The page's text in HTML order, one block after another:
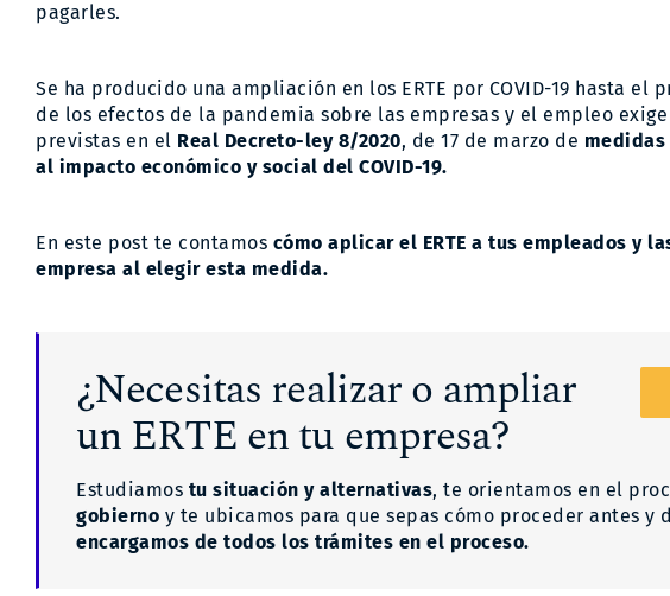
pagarles.
Se ha producido una ampliación en los ERTE por COVID-19 hasta
de los efectos de la pandemia sobre las empresas y el empleo
previstas en el Real Decreto-ley 8/2020, de 17 de marzo de
al impacto económico y social del COVID-19.
En este post te contamos cómo aplicar el ERTE a tus empleados y
empresa al elegir esta medida.
¿Necesitas realizar o ampliar
un ERTE en tu empresa?
Estudiamos tu situación y alternativas, te orientamos en el
gobierno y te ubicamos para que sepas cómo proceder antes y
encargamos de todos los trámites en el proceso.